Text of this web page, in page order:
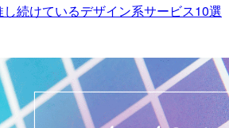
し続けているデザイン系サービス10選